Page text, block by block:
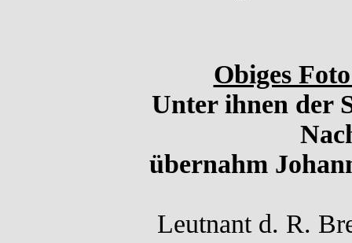
Obiges
Unter ihnen der
übernahm
Leutnant d. R.